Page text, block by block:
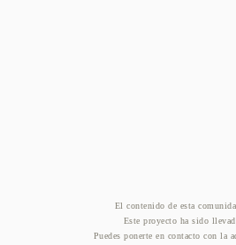
El contenido de esta
Este proyecto ha sido
Puedes ponerte en contacto con